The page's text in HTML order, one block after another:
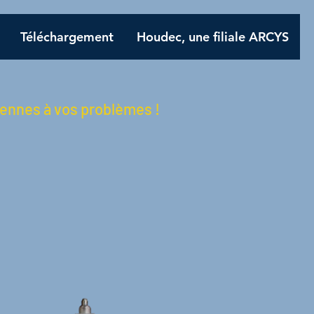
Téléchargement Houdec, une filiale ARCYS
à vos problèmes !